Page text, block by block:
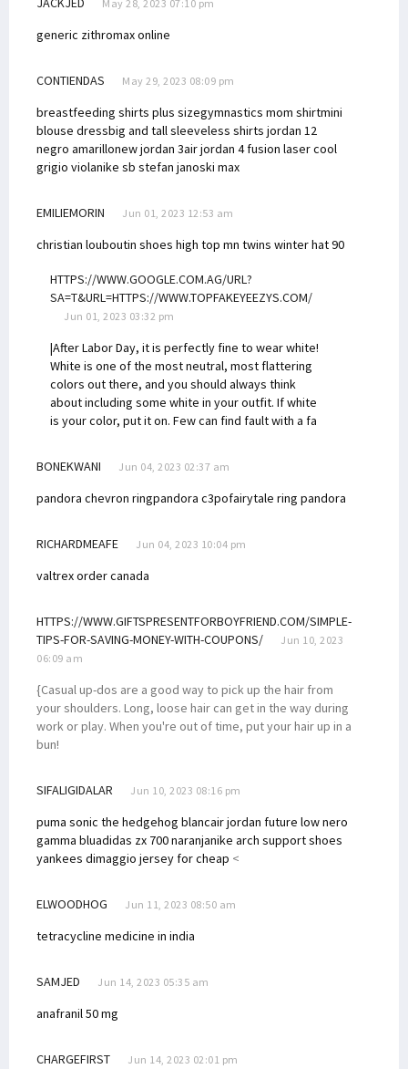
May 28, 2023 07:10 pm
generic zithromax online
CONTIENDAS May 29, 2023 08:09 pm
breastfeeding shirts plus sizegymnastics mom shirtmini
blouse dressbig and tall sleeveless shirts jordan 12
negro amarillonew jordan 3air jordan 4 fusion laser cool
grigio violanike sb stefan janoski max
EMILIEMORIN Jun 01, 2023 12:53 am
christian louboutin shoes high top mn twins winter hat 90
HTTPS://WWW.GOOGLE.COM.AG/URL?
SA=T&URL=HTTPS://WWW.TOPFAKEYEEZYS.COM/
Jun 01, 2023 03:32 pm
|After Labor Day, it is perfectly fine to wear white!
White is one of the most neutral, most flattering
colors out there, and you should always think
about including some white in your outfit. If white
is your color, put it on. Few can find fault with a fa
BONEKWANI Jun 04, 2023 02:37 am
pandora chevron ringpandora c3pofairytale ring pandora
RICHARDMEAFE Jun 04, 2023 10:04 pm
valtrex order canada
HTTPS://WWW.GIFTSPRESENTFORBOYFRIEND.COM/SIMPLE-
TIPS-FOR-SAVING-MONEY-WITH-COUPONS/
Jun 10, 2023
06:09 am
{Casual up-dos are a good way to pick up the hair from
your shoulders. Long, loose hair can get in the way during
work or play. When you're out of time, put your hair up in a
bun!
SIFALIGIDALAR Jun 10, 2023 08:16 pm
puma sonic the hedgehog blancair jordan future low nero
gamma bluadidas zx 700 naranjanike arch support shoes
yankees dimaggio jersey for cheap <
ELWOODHOG Jun 11, 2023 08:50 am
tetracycline medicine in india
SAMJED Jun 14, 2023 05:35 am
anafranil 50 mg
CHARGEFIRST Jun 14, 2023 02:01 pm